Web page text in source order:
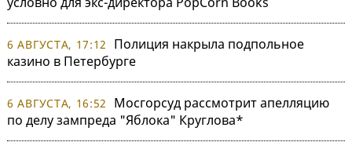
6 АВГУСТА, 17:12
Полиция накрыла подпольное
казино в Петербурге
6 АВГУСТА, 16:52
Мосгорсуд рассмотрит апелляцию
по делу зампреда "Яблока" Круглова*